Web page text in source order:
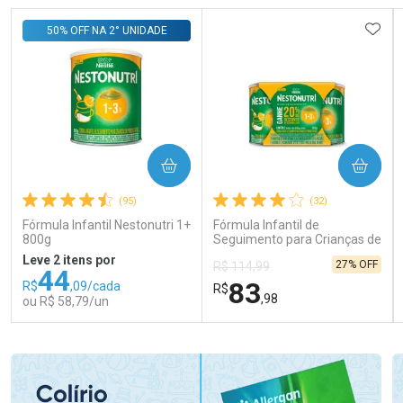
(95)
Fórmula Infantil Nestonutri 1+
800g
50% OFF NA 2° UNIDADE
Leve 2 itens por
R$44,09/cada
ou R$ 58,79/un
COMPRAR
(32)
Fórmula Infantil de
Seguimento para Crianças de
Primeira Infância Nestonutri
2 Unidades de 800g cada
R$ 114,99
R$83,98
27% OFF
COMPRAR
Laboratório
Por Menos